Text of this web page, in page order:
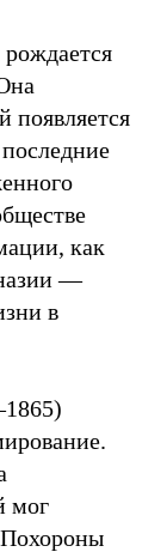
рождается
появляется
как
—
в
мог